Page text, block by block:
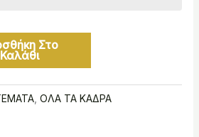
Στο
Καλάθι
, ΟΛΑ ΤΑ ΚΑΔΡΑ